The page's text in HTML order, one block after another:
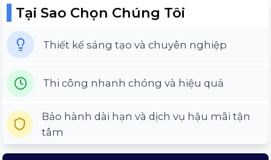
Tại Sao Chọn Chúng Tôi
Thiết kế sáng tạo và chuyên nghiệp
Thi công nhanh chóng và hiệu quả
Bảo hành dài hạn và dịch vụ hậu mãi tận
tâm